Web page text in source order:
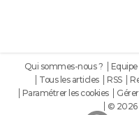
Qui sommes-nous ? Equipe
Tous les articles
RSS
Paramétrer les cookies
© 2026